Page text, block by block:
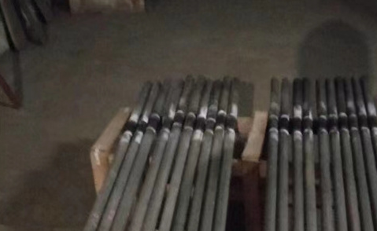
碳化硅重结晶保护管厂家 碳化硅重结晶保护管 Ⅲ型硅